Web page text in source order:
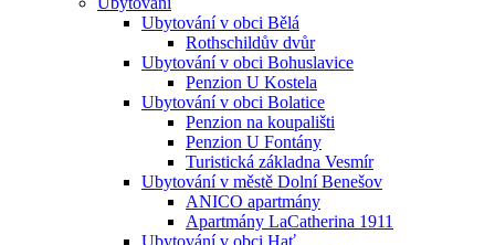
Ubytování v obci Bělá
Rothschildův dvůr
Ubytování v obci Bohuslavice
Penzion U Kostela
Ubytování v obci Bolatice
Penzion na koupališti
Penzion U Fontány
Turistická základna Vesmír
Ubytování v městě Dolní Benešov
ANICO apartmány
Apartmány LaCatherina 1911
Ubytování v obci Hať